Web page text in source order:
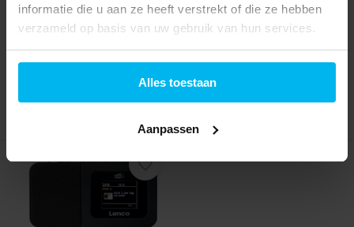
informatie die u aan ze heeft verstrekt of die ze hebben
verzameld op basis van uw gebruik van hun services.
Alles toestaan
Aanpassen
Informeer naar de
beschikbaarheid
399,-
Informeer naar de
beschikbaarheid
17,99